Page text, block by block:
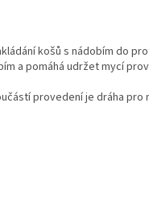
košů s nádobím do
a pomáhá udržet mycí
provedení je dráha pro